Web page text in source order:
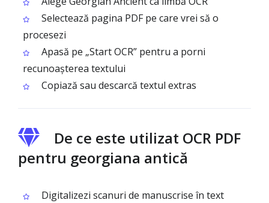
Selectează pagina PDF pe care vrei să o
procesezi
Apasă pe „Start OCR” pentru a porni
recunoașterea textului
Copiază sau descarcă textul extras
De ce este utilizat OCR PDF
pentru georgiana antică
Digitalizezi scanuri de manuscrise în text